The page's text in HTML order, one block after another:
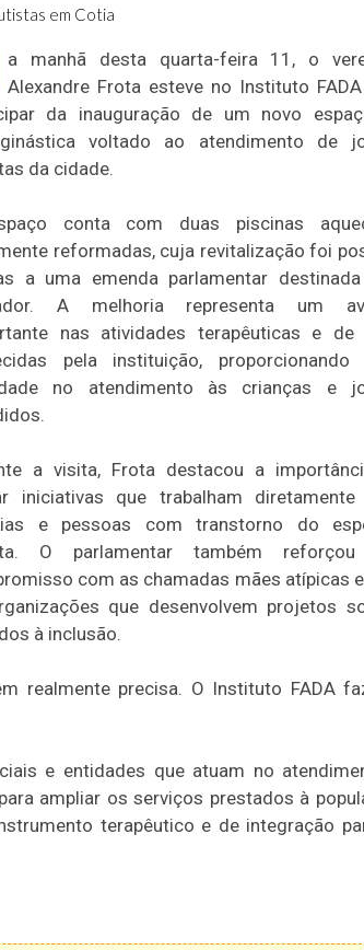
em Cotia
a manhã desta quarta-feira 11, o
Alexandre Frota esteve no Instituto
da inauguração de um novo
voltado ao atendimento de
da cidade.
conta com duas piscinas
reformadas, cuja revitalização foi
a uma emenda parlamentar
A melhoria representa um
nas atividades terapêuticas e de
pela instituição, proporcionando
no atendimento às crianças e
a visita, Frota destacou a
iniciativas que trabalham
e pessoas com transtorno do
O parlamentar também
com as chamadas mães atípicas
que desenvolvem projetos
à inclusão.
realmente precisa. O Instituto FADA
e entidades que atuam no
ampliar os serviços prestados à
terapêutico e de integração